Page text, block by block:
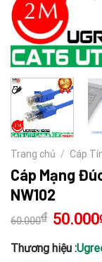
Trang chủ / Cáp
Cáp Mạng
NW102
60.000₫ Giá
gốc
60.000₫.
50.000
Thương hiệu :